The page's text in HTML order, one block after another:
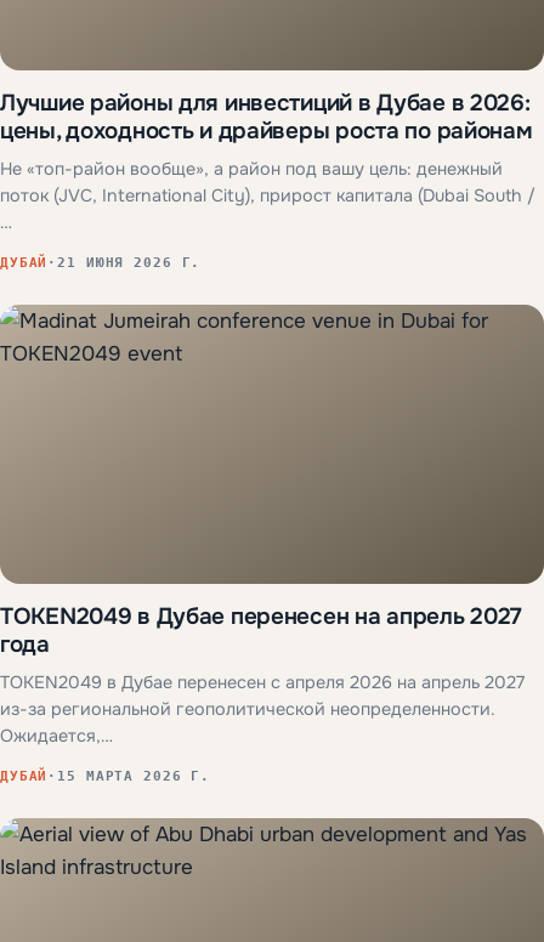
Лучшие районы для инвестиций в Дубае в 2026:
цены, доходность и драйверы роста по районам
Не «топ-район вообще», а район под вашу цель: денежный
поток (JVC, International City), прирост капитала (Dubai South /
…
ДУБАЙ ·21 ИЮНЯ 2026 Г.
TOKEN2049 в Дубае перенесен на апрель 2027
года
TOKEN2049 в Дубае перенесен с апреля 2026 на апрель 2027
из-за региональной геополитической неопределенности.
Ожидается,…
ДУБАЙ · 15 МАРТА 2026 Г.